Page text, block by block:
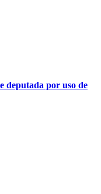
deputada por uso de